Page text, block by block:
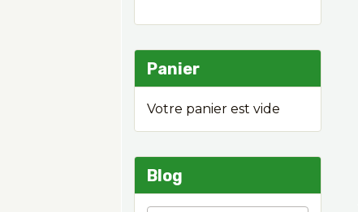
Panier
Votre panier est vide
Blog